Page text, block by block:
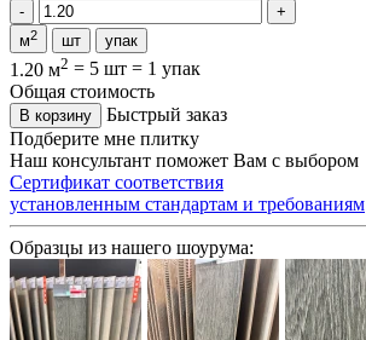
м2 шт упак
1.20 м2 = 5 шт = 1 упак
Общая стоимость
В корзину
Быстрый заказ
Подберите мне плитку
Наш консультант поможет Вам с выбором
Сертификат соответствия
установленным стандартам и требованиям
Образцы из нашего шоурума: